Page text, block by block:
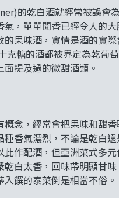
的乾白酒就經常被誤會
，單單聞香已經令人的
果味酒，實情是酒的實
糖的酒都被界定為乾葡
提及過的微甜酒類。
念，經常會把果味和甜
香氣濃烈，不論是乾白
作配酒，但亞洲菜式多
白太香，回味帶明顯甘
饌的泰菜倒是相當不俗。